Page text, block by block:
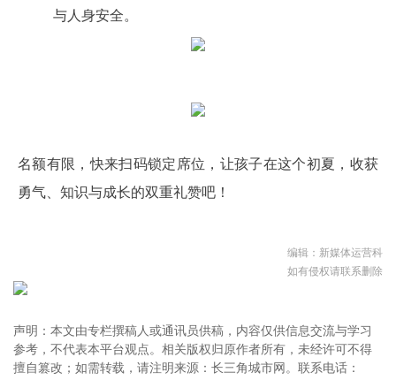
与人身安全。
名额有限，快来扫码锁定席位，让孩子在这个初夏，收获
勇气、知识与成长的双重礼赞吧！
编辑：新媒体运营科
如有侵权请联系删除
声明：本文由专栏撰稿人或通讯员供稿，内容仅供信息交流与学习
参考，不代表本平台观点。相关版权归原作者所有，未经许可不得
擅自篡改；如需转载，请注明来源：长三角城市网。联系电话：